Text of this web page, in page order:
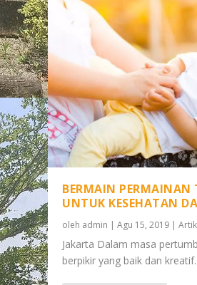
BERMAIN
UNTUK KESEHATAN
oleh admin |Agu 15, 2019 |
Jakarta Dalam masa
berpikir yang baik dan